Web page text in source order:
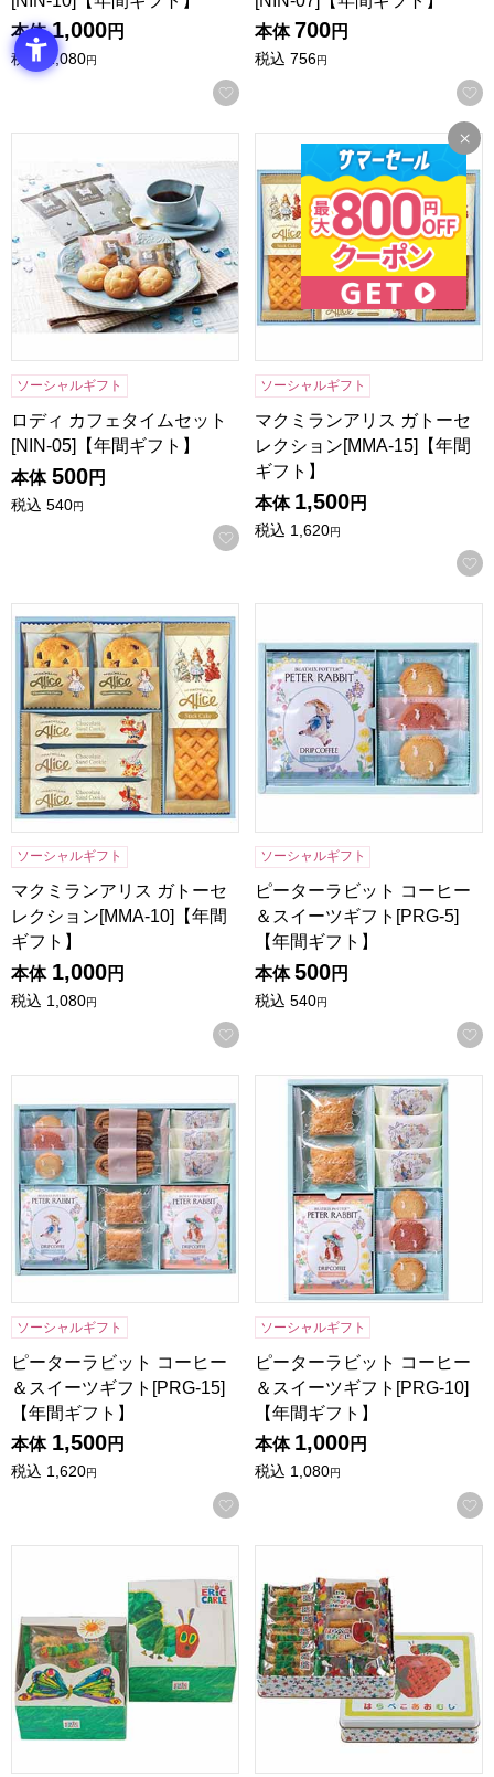
本体 1,000円
税込 1,080円
お気に入りに登録する
本体 700円
税込 756円
ロディ カフェタイムセット[NIN-05]【年間ギフト】
ソーシャルギフト
ロディ カフェタイムセット
[NIN-05]【年間ギフト】
本体 500円
税込 540円
お気に入りに登録する
マクミランアリス ガトーセ
ソーシャルギフト
マクミランアリス ガトーセ
レクション[MMA-15]【年間
ギフト】
本体 1,500円
税込 1,620円
マクミランアリス ガトーセレクション[MMA-10]【年間ギフ
ソーシャルギフト
マクミランアリス ガトーセ
レクション[MMA-10]【年間
ギフト】
本体 1,000円
税込 1,080円
お気に入りに登録する
ソーシャルギフト
ピーターラビット コーヒー
＆スイーツギフト[PRG-5]
【年間ギフト】
本体 500円
税込 540円
ピーターラビット コーヒー＆スイーツギフト[PRG-15]【年
ソーシャルギフト
ピーターラビット コーヒー
＆スイーツギフト[PRG-15]
【年間ギフト】
本体 1,500円
税込 1,620円
お気に入りに登録する
ピーターラビット コーヒー
ソーシャルギフト
ピーターラビット コーヒー
＆スイーツギフト[PRG-10]
【年間ギフト】
本体 1,000円
税込 1,080円